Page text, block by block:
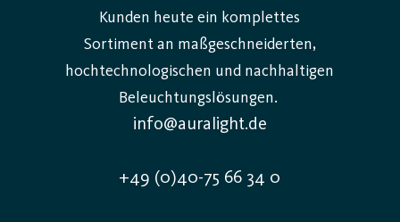
Kunden heute ein komplettes
Sortiment an maßgeschneiderten,
hochtechnologischen und nachhaltigen
Beleuchtungslösungen.
info@auralight.de
+49 (0)40-75 66 34 0